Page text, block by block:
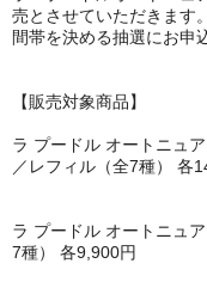
売とさせていただきます
間帯を決める抽選にお申
【販売対象商品】
ラ プードル オートニュ
／レフィル（全7種） 各
ラ プードル オートニュ
7種） 各9,900円